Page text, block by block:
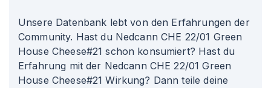
Unsere Datenbank lebt von den Erfahrungen der
Community. Hast du Nedcann CHE 22/01 Green
House Cheese#21 schon konsumiert? Hast du
Erfahrung mit der Nedcann CHE 22/01 Green
House Cheese#21 Wirkung? Dann teile deine